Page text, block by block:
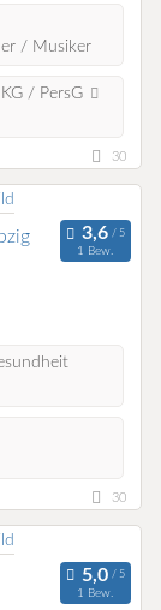
/ Musiker
/ PersG
30
1 Bew.
30
1 Bew.